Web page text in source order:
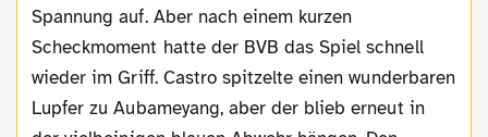
Spannung auf. Aber nach einem kurzen
Scheckmoment hatte der BVB das Spiel schnell
wieder im Griff. Castro spitzelte einen wunderbaren
Lupfer zu Aubameyang, aber der blieb erneut in